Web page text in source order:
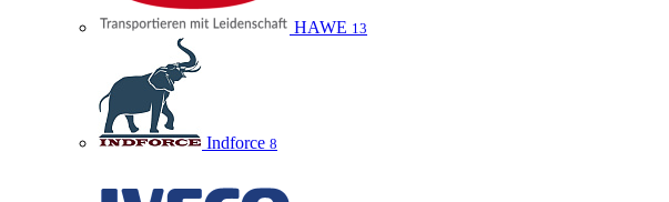
HAWE 13
Indforce 8